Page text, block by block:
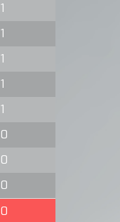
1
1
1
1
1
0
0
0
0